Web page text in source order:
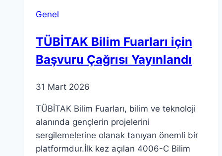
Genel
TÜBİTAK Bilim Fuarları için
Başvuru Çağrısı Yayınlandı
31 Mart 2026
TÜBİTAK Bilim Fuarları, bilim ve teknoloji
alanında gençlerin projelerini
sergilemelerine olanak tanıyan önemli bir
platformdur.İlk kez açılan 4006-C Bilim